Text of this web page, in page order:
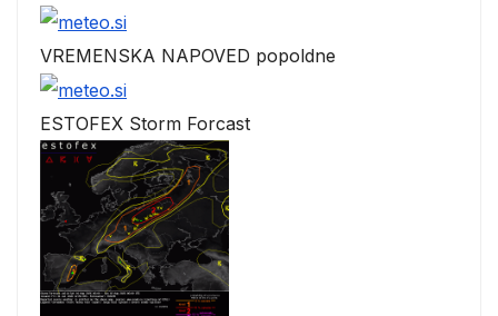
VREMENSKA NAPOVED popoldne
ESTOFEX Storm Forcast